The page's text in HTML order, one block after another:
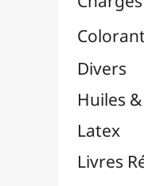
Moules
Moules Vases
Moules Savons
Papier Mâcher /
Plastiline
Plastique à Mouler
Plâtres & Masses